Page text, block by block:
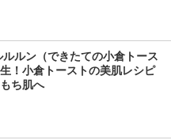
ルルン（できたての小倉トース
！小倉トーストの美肌レシピ
ち肌へ